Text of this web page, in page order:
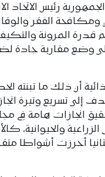
رئيس الاتحاد
الفقر
قدرة المرونة
وضع مقاربة جادة
أن ذلك ما تبنته
تسريع وتيرة
انجازات هامة في
والحيوانية،
أحرزت أشواطا